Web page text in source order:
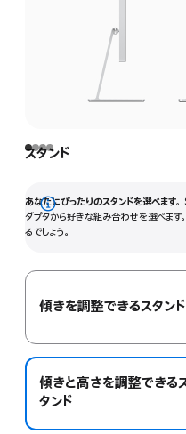
スタンド
あなたにぴったりのスタンドを選べます。
ダプタから好きな組み合わせを選べます
るでしょう。
詳
細
表
示
傾きを調整できるスタンド
傾きと高さを調整できる
タンド